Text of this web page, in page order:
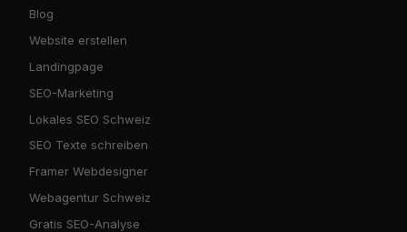
Blog
Website erstellen
Landingpage
SEO-Marketing
Lokales SEO Schweiz
SEO Texte schreiben
Framer Webdesigner
Webagentur Schweiz
Gratis SEO-Analyse